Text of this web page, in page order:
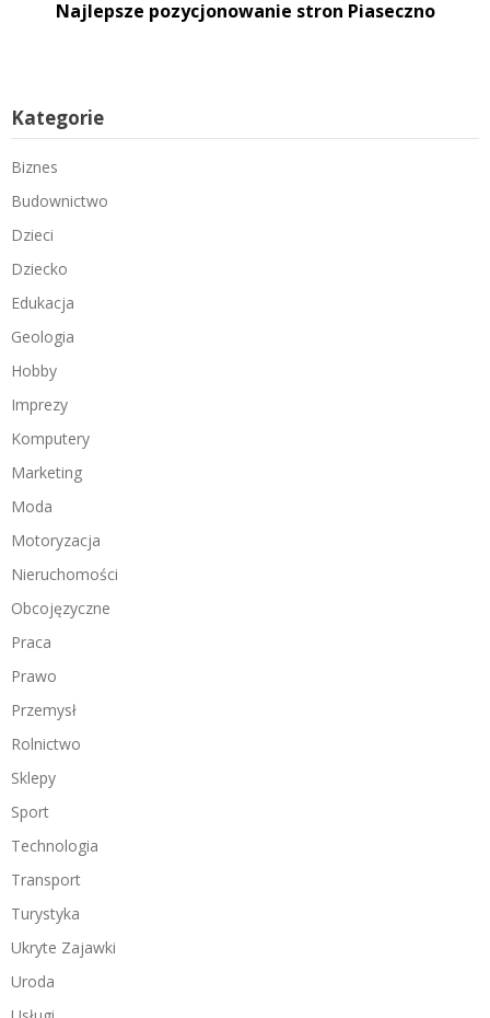
Najlepsze pozycjonowanie stron Piaseczno
Kategorie
Biznes
Budownictwo
Dzieci
Dziecko
Edukacja
Geologia
Hobby
Imprezy
Komputery
Marketing
Moda
Motoryzacja
Nieruchomości
Obcojęzyczne
Praca
Prawo
Przemysł
Rolnictwo
Sklepy
Sport
Technologia
Transport
Turystyka
Ukryte Zajawki
Uroda